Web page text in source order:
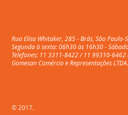
Rua Elisa Whitaker, 285 - Brás, São Paulo-
Segunda à sexta: 06h30 às 16h30 -
Telefones: 11 3311-8422 / 11 99310-6462
Gomesan Comércio e Representações LTDA.
© 2017.